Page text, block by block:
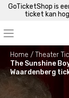
GoTicketShop is
ticket kan
Home Theater
The Sunshine
Waardenberg